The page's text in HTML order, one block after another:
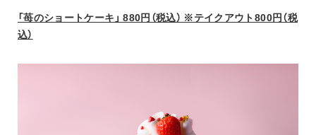
「苺のショートケーキ」 880円（税込） ※テイクアウト800円（税
込）